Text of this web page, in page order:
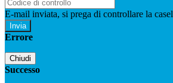
E-mail inviata, si prega di controllare la
Errore
Chiudi
Successo